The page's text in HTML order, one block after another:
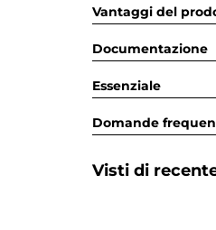
Vantaggi del
Documentazione
Essenziale
Domande
Visti di